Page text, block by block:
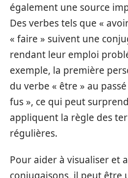
également une source
Des verbes tels que «
« faire » suivent une
rendant leur emploi
exemple, la première
du verbe « être » au
fus », ce qui peut
appliquent la règle des
régulières.
Pour aider à visualiser et